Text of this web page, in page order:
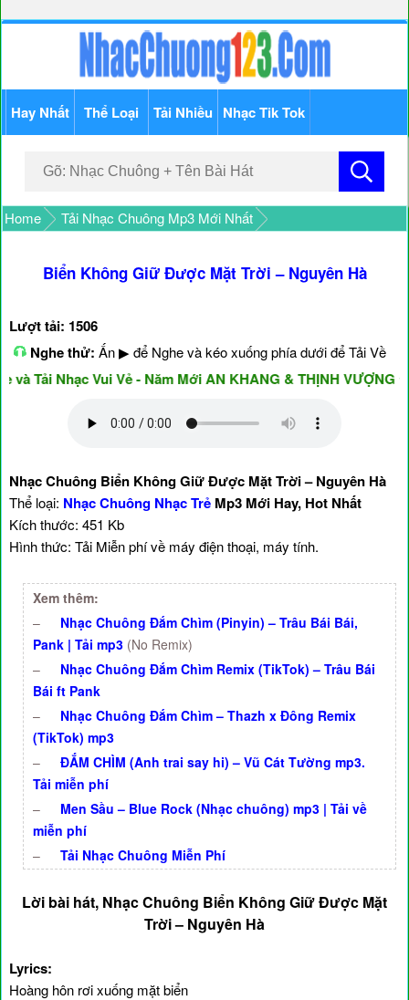
Hay Nhất Thể Loại Tải Nhiều Nhạc Tik Tok
Home Tải Nhạc Chuông Mp3 Mới Nhất
Biển Không Giữ Được Mặt Trời – Nguyên Hà
Lượt tải: 1506
Nghe thử: Ấn ▶ để Nghe và kéo xuống phía dưới để Tải Về
Nhạc Vui Vẻ - Năm Mới AN KHANG & THỊNH VƯỢNG ♥♥♥
Nhạc Chuông Biển Không Giữ Được Mặt Trời – Nguyên Hà
Thể loại: Nhạc Chuông Nhạc Trẻ Mp3 Mới Hay, Hot Nhất
Kích thước: 451 Kb
Hình thức: Tải Miễn phí về máy điện thoại, máy tính.
Xem thêm:
–
Nhạc Chuông Đắm Chìm (Pinyin) – Trâu Bái Bái,
Pank | Tải mp3 (No Remix)
–
Nhạc Chuông Đắm Chìm Remix (TikTok) – Trâu Bái
Bái ft Pank
–
Nhạc Chuông Đắm Chìm – Thazh x Đông Remix
(TikTok) mp3
–
ĐẮM CHÌM (Anh trai say hi) – Vũ Cát Tường mp3.
Tải miễn phí
–
Men Sầu – Blue Rock (Nhạc chuông) mp3 | Tải về
miễn phí
–
Tải Nhạc Chuông Miễn Phí
Lời bài hát, Nhạc Chuông Biển Không Giữ Được Mặt
Trời – Nguyên Hà
Lyrics:
Hoàng hôn rơi xuống mặt biển